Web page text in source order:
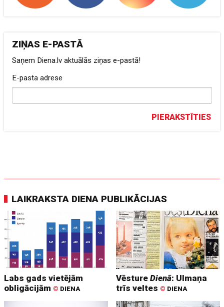
ZIŅAS E-PASTĀ
Saņem Diena.lv aktuālās ziņas e-pastā!
E-pasta adrese
PIERAKSTĪTIES
LAIKRAKSTA DIENA PUBLIKĀCIJAS
Labs gads vietējām
obligācijām © DIENA
VēstureDienā: Ulmaņa
trīs veltes © DIENA